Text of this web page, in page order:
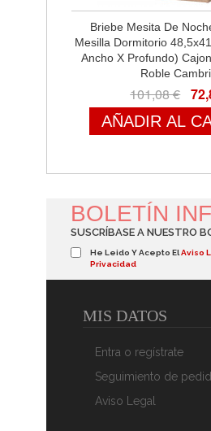
Briebe Mesita De
Mesilla Dormitorio
Ancho X Profundo)
Roble
101,08 €
AÑADIR AL
BOLETÍN
SUSCRÍBASE A NUESTRO
He Leido Y Acepto ElAviso
Privacidad
MIS DATOS
Entra o regístrate
Seguimiento de
Aviso Legal